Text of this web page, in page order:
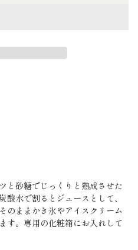
と砂糖でじっくりと熟成させた
水で割るとジュースとして、
のままかき氷やアイスクリーム
す。専用の化粧箱にお入れして